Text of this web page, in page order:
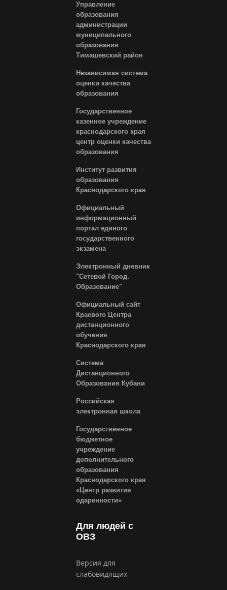
Управление
образования
администрации
муниципального
образования
Тимашевский район
Независимая система
оценки качества
образования
Государственное
казенное учреждение
краснодарского края
центр оценки качества
образования
Институт развития
образования
Краснодарского края
Официальный
информационный
портал единого
государственного
экзамена
Электронный дневник
"Сетевой Город.
Образование"
Официальный сайт
Краевого Центра
дистанционного
обучения
Краснодарского края
Система
Дистанционного
Образования Кубани
Российская
электронная школа
Государственное
бюджетное
учреждение
дополнительного
образования
Краснодарского края
«Центр развития
одаренности»
Для людей с
ОВЗ
Версия для
слабовидящих